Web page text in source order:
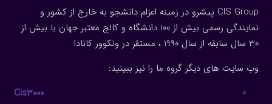
CIS Group پیشرو در زمینه اعزام دانشجو به خارج از کشور و
نمایندگی رسمی بیش از 100 دانشگاه و کالج معتبر جهان با بیش از
30 سال سابقه از سال 1990 ، مستقر در ونکوور کانادا
وب سایت های دیگر گروه ما را نیز ببینید:
Cis3000